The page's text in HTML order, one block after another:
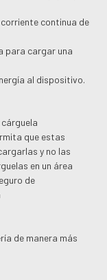
continua de
para cargar una
al dispositivo.
que estas
y no las
en un área
de
de manera más